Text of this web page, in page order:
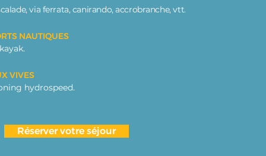
via ferrata, canirando, accrobranche, vtt.
NAUTIQUES
VIVES
hydrospeed.
Réserver votre séjour